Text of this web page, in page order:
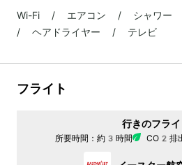
Wi-Fi / エアコン / シャワ
/ ヘアドライヤー / テレビ
フライト
行きのフライ
所要時間： 約3時間 CO2排